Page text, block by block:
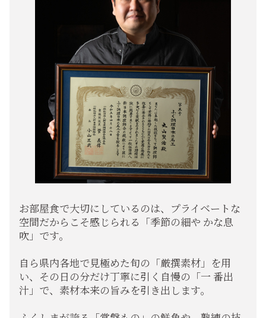
お部屋食で大切にしているのは、プライベートな
空間だからこそ感じられる「季節の細や かな息
吹」です。
自ら県内各地で見極めた旬の「厳撰素材」を用
い、その日の分だけ丁寧に引く自慢の「一 番出
汁」で、素材本来の旨みを引き出します。